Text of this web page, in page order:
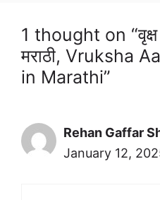
1 thought on
मराठी, Vruksha
in Marathi”
Rehan Gaffar
January 12,